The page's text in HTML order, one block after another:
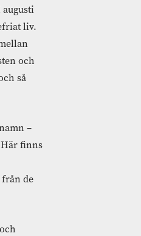
liv.
och
så
–
Här finns
de